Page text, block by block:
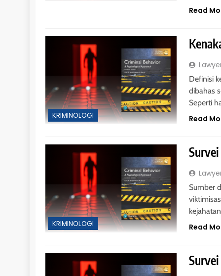
Read
KRIMINOLOGI
Definisi
dibahas
Seperti
Read
KRIMINOLOGI
Sumber
Read